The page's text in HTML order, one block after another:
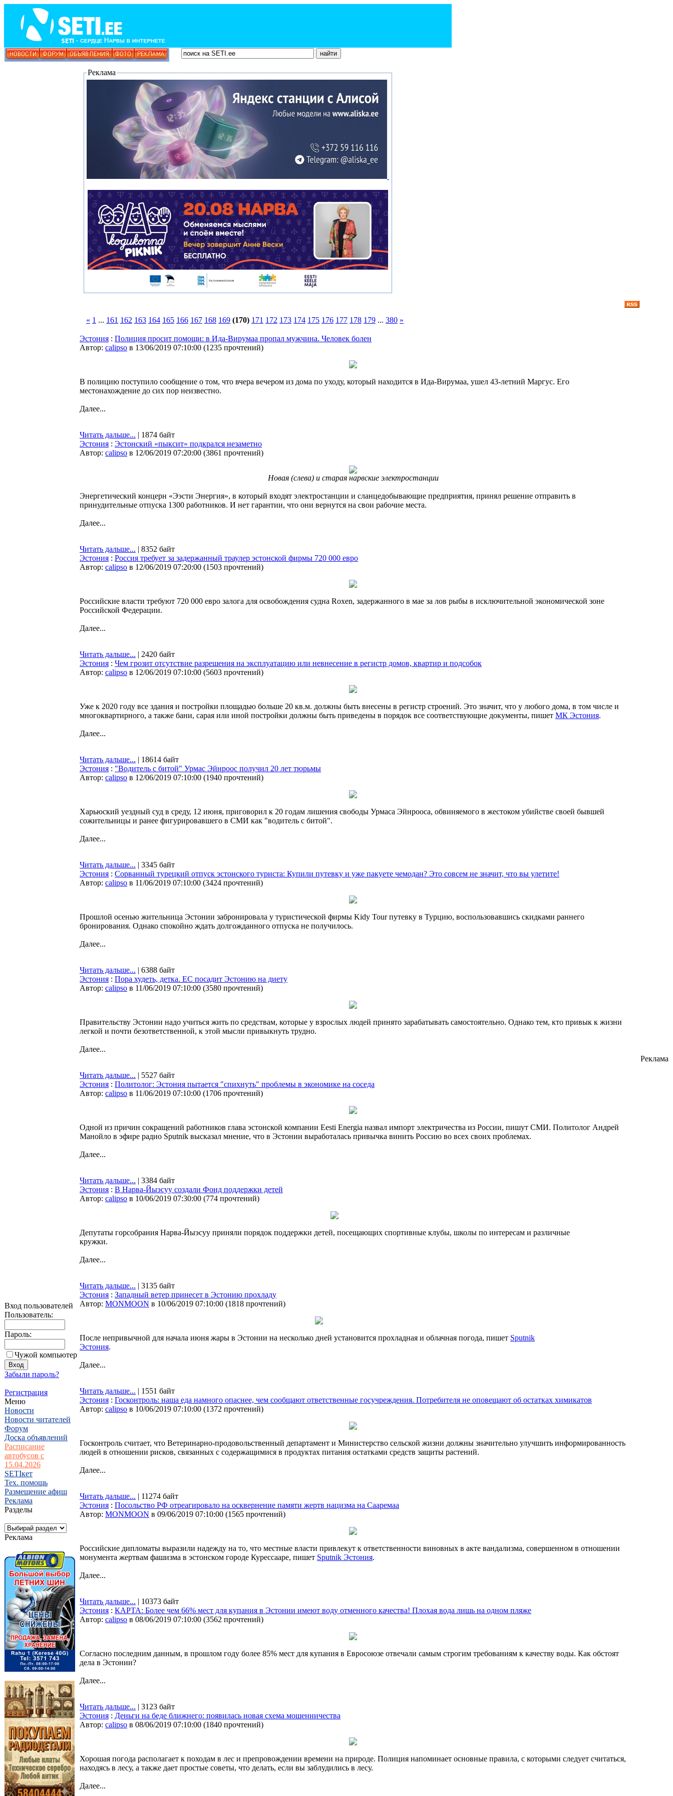
Вход пользователей
Пользователь:
Пароль:
Чужой компьютер
Забыли пароль?
Регистрация
Меню
Новости
Новости читателей
Форум
Доска объявлений
Расписание
автобусов с
15.04.2026
SETIкет
Тех. помощь
Размещение афиш
Реклама
Разделы
Реклама
Реклама
« 1 ... 161 162 163 164 165 166 167 168 169 (170) 171 172 173 174 175 176 177 178 179 ... 380 »
Эстония : Полиция просит помощи: в Ида-Вирумаа пропал мужчина. Человек болен
Автор: calipso в 13/06/2019 07:10:00 (1235 прочтений)
В полицию поступило сообщение о том, что вчера вечером из дома по уходу, который находится в Ида-Вирумаа, ушел 43-летний Маргус. Его
местонахождение до сих пор неизвестно.
Далее...
Читать дальше... | 1874 байт
Эстония : Эстонский «пыксит» подкрался незаметно
Автор: calipso в 12/06/2019 07:20:00 (3861 прочтений)
Новая (слева) и старая нарвские электростанции
Энергетический концерн «Ээсти Энергия», в который входят электростанции и сланцедобывающие предприятия, принял решение отправить в
принудительные отпуска 1300 работников. И нет гарантии, что они вернутся на свои рабочие места.
Далее...
Читать дальше... | 8352 байт
Эстония : Россия требует за задержанный траулер эстонской фирмы 720 000 евро
Автор: calipso в 12/06/2019 07:20:00 (1503 прочтений)
Российские власти требуют 720 000 евро залога для освобождения судна Roxen, задержанного в мае за лов рыбы в исключительной экономической зоне
Российской Федерации.
Далее...
Читать дальше... | 2420 байт
Эстония : Чем грозит отсутствие разрешения на эксплуатацию или невнесение в регистр домов, квартир и подсобок
Автор: calipso в 12/06/2019 07:10:00 (5603 прочтений)
Уже к 2020 году все здания и постройки площадью больше 20 кв.м. должны быть внесены в регистр строений. Это значит, что у любого дома, в том числе и
многоквартирного, а также бани, сарая или иной постройки должны быть приведены в порядок все соответствующие документы, пишет МК Эстония.
Далее...
Читать дальше... | 18614 байт
Эстония : "Водитель с битой" Урмас Эйнроос получил 20 лет тюрьмы
Автор: calipso в 12/06/2019 07:10:00 (1940 прочтений)
Харьюский уездный суд в среду, 12 июня, приговорил к 20 годам лишения свободы Урмаса Эйнрооса, обвиняемого в жестоком убийстве своей бывшей
сожительницы и ранее фигурировавшего в СМИ как "водитель с битой".
Далее...
Читать дальше... | 3345 байт
Эстония : Сорванный турецкий отпуск эстонского туриста: Купили путевку и уже пакуете чемодан? Это совсем не значит, что вы улетите!
Автор: calipso в 11/06/2019 07:10:00 (3424 прочтений)
Прошлой осенью жительница Эстонии забронировала у туристической фирмы Kidy Tour путевку в Турцию, воспользовавшись скидками раннего
бронирования. Однако спокойно ждать долгожданного отпуска не получилось.
Далее...
Читать дальше... | 6388 байт
Эстония : Пора худеть, детка. ЕС посадит Эстонию на диету
Автор: calipso в 11/06/2019 07:10:00 (3580 прочтений)
Правительству Эстонии надо учиться жить по средствам, которые у взрослых людей принято зарабатывать самостоятельно. Однако тем, кто привык к жизни
легкой и почти безответственной, к этой мысли привыкнуть трудно.
Далее...
Читать дальше... | 5527 байт
Эстония : Политолог: Эстония пытается "спихнуть" проблемы в экономике на соседа
Автор: calipso в 11/06/2019 07:10:00 (1706 прочтений)
Одной из причин сокращений работников глава эстонской компании Eesti Energia назвал импорт электричества из России, пишут СМИ. Политолог Андрей
Манойло в эфире радио Sputnik высказал мнение, что в Эстонии выработалась привычка винить Россию во всех своих проблемах.
Далее...
Читать дальше... | 3384 байт
Эстония : В Нарва-Йыэсуу создали Фонд поддержки детей
Автор: calipso в 10/06/2019 07:30:00 (774 прочтений)
Депутаты горсобрания Нарва-Йыэсуу приняли порядок поддержки детей, посещающих спортивные клубы, школы по интересам и различные
кружки.
Далее...
Читать дальше... | 3135 байт
Эстония : Западный ветер принесет в Эстонию прохладу
Автор: MONMOON в 10/06/2019 07:10:00 (1818 прочтений)
После непривычной для начала июня жары в Эстонии на несколько дней установится прохладная и облачная погода, пишет Sputnik
Эстония.
Далее...
Читать дальше... | 1551 байт
Эстония : Госконтроль: наша еда намного опаснее, чем сообщают ответственные госучреждения. Потребителя не оповещают об остатках химикатов
Автор: calipso в 10/06/2019 07:10:00 (1372 прочтений)
Госконтроль считает, что Ветеринарно-продовольственный департамент и Министерство сельской жизни должны значительно улучшить информированность
людей в отношении рисков, связанных с содержащимися в продуктах питания остатками средств защиты растений.
Далее...
Читать дальше... | 11274 байт
Эстония : Посольство РФ отреагировало на осквернение памяти жертв нацизма на Сааремаа
Автор: MONMOON в 09/06/2019 07:10:00 (1565 прочтений)
Российские дипломаты выразили надежду на то, что местные власти привлекут к ответственности виновных в акте вандализма, совершенном в отношении
монумента жертвам фашизма в эстонском городе Курессааре, пишет Sputnik Эстония.
Далее...
Читать дальше... | 10373 байт
Эстония : КАРТА: Более чем 66% мест для купания в Эстонии имеют воду отменного качества! Плохая вода лишь на одном пляже
Автор: calipso в 08/06/2019 07:10:00 (3562 прочтений)
Согласно последним данным, в прошлом году более 85% мест для купания в Евросоюзе отвечали самым строгим требованиям к качеству воды. Как обстоят
дела в Эстонии?
Далее...
Читать дальше... | 3123 байт
Эстония : Деньги на беде ближнего: появилась новая схема мошенничества
Автор: calipso в 08/06/2019 07:10:00 (1840 прочтений)
Хорошая погода располагает к походам в лес и препровождении времени на природе. Полиция напоминает основные правила, с которыми следует считаться,
находясь в лесу, а также дает простые советы, что делать, если вы заблудились в лесу.
Далее...
Реклама